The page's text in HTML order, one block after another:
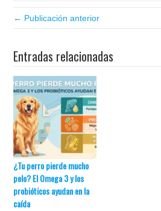
← Publicación anterior
Entradas relacionadas
¿Tu perro pierde mucho
pelo? El Omega 3 y los
probióticos ayudan en la
caída